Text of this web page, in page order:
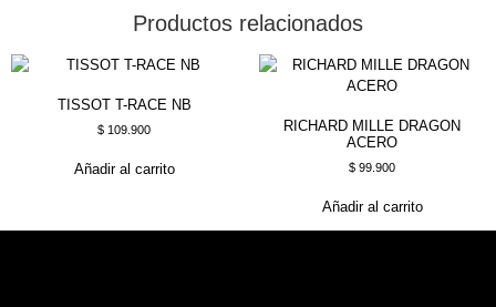
Productos relacionados
TISSOT T-RACE NB
$ 109.900
Añadir al carrito
RICHARD MILLE DRAGON
ACERO
$ 99.900
Añadir al carrito